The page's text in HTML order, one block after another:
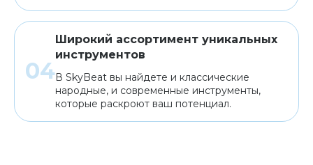
Широкий ассортимент уникальных
инструментов
В SkyBeat вы найдете и классические
народные, и современные инструменты,
которые раскроют ваш потенциал.